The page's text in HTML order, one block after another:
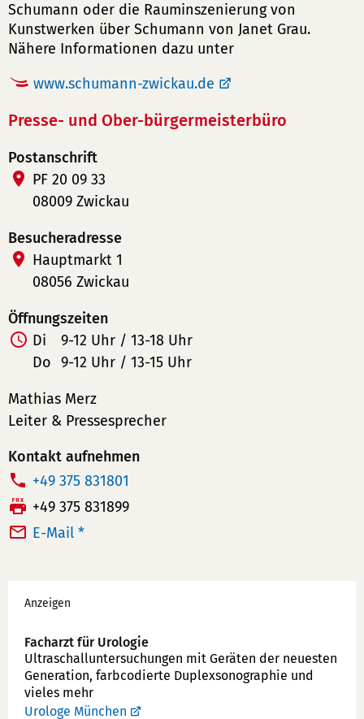
Schumann oder die Rauminszenierung von
Kunstwerken über Schumann von Janet Grau.
Nähere Informationen dazu unter
www.schumann-zwickau.de
Presse- und Ober-bürgermeisterbüro
Postanschrift
PF 20 09 33
08009 Zwickau
Besucheradresse
Hauptmarkt 1
08056 Zwickau
Öffnungszeiten
Di
9-12 Uhr / 13-18 Uhr
Do 9-12 Uhr / 13-15 Uhr
Mathias Merz
Leiter & Pressesprecher
Kontakt aufnehmen
T
e
l
n
u
m
m
+49 375 831801
F
a
+49 375 831899
E-Mail *
Werbung
Anzeigen
Facharzt für Urologie
Ultraschallunter­suchungen mit Geräten der neuesten
Generation, farbcodierte Duplex­sonographie und
vieles mehr
Urologe München